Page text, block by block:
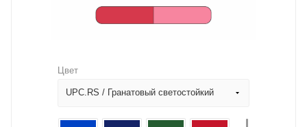
Цвет
UPC.RS / Гранатовый светостойкий